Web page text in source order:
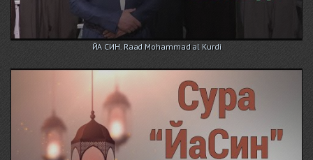
ЙА СИН. Raad Mohammad al Kurdi